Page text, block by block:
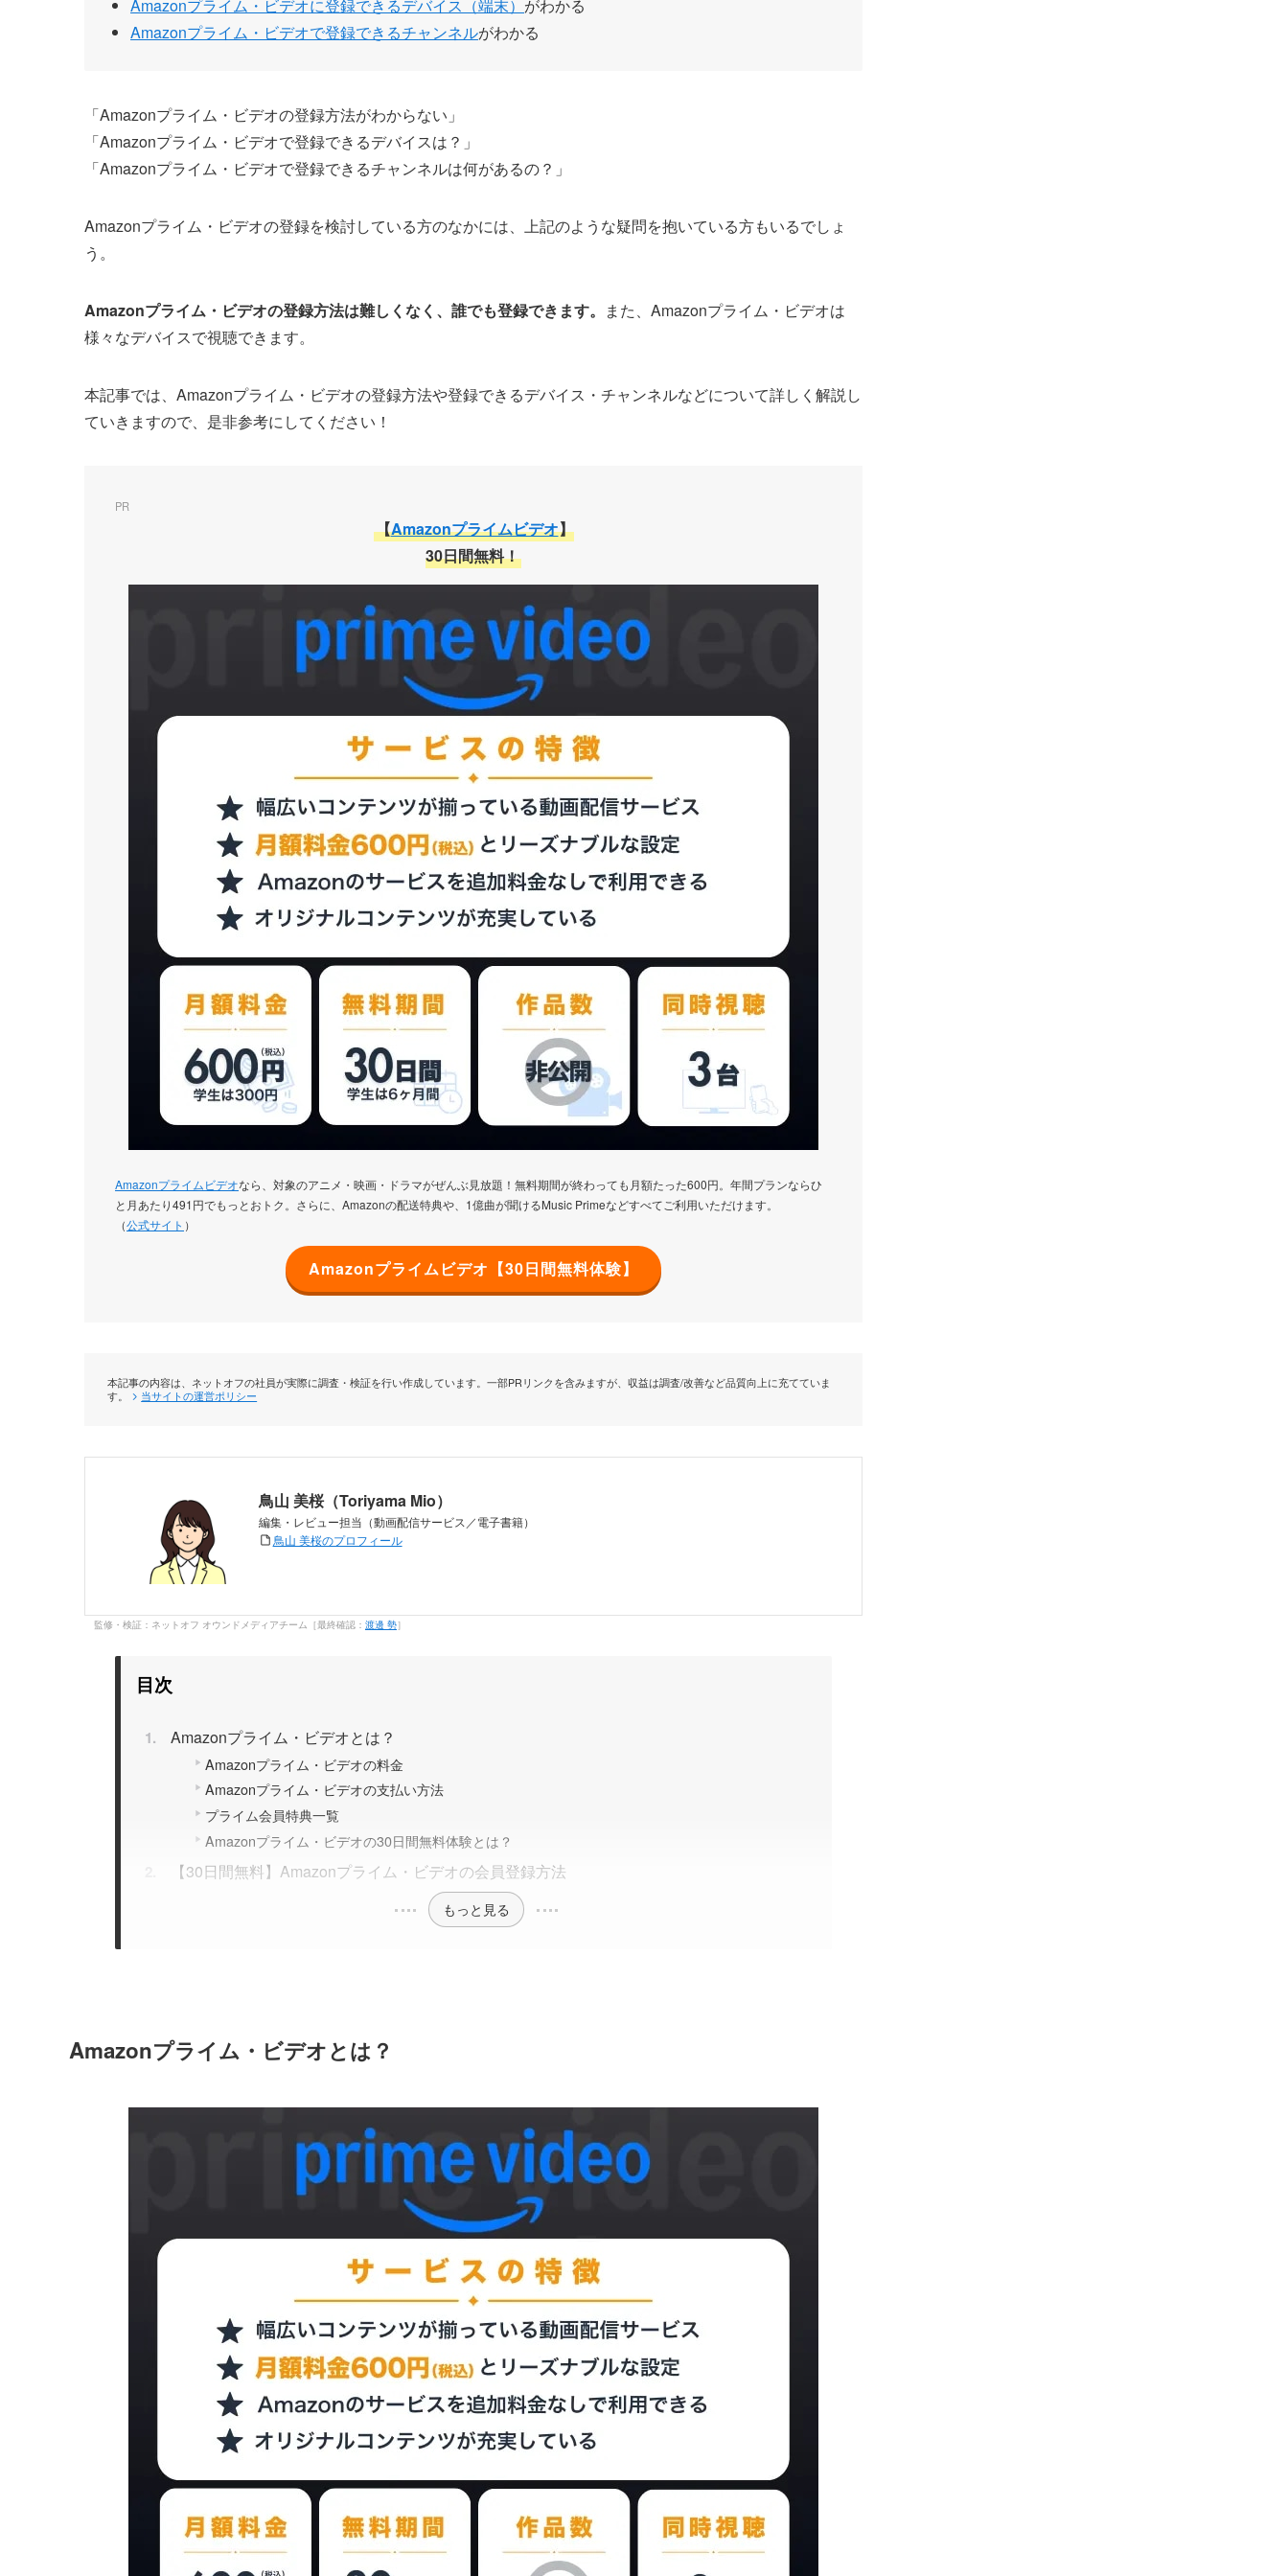
Amazonプライム・ビデオに登録できるデバイス（端末） がわかる
Amazonプライム・ビデオで登録できるチャンネルがわかる
「Amazonプライム・ビデオの登録方法がわからない」
「Amazonプライム・ビデオで登録できるデバイスは？」
「Amazonプライム・ビデオで登録できるチャンネルは何があるの？」
Amazonプライム・ビデオの登録を検討している方のなかには、上記のような疑問を抱いている方もいるでしょ
う。
Amazonプライム・ビデオの登録方法は難しくなく、誰でも登録できます。 また、Amazonプライム・ビデオは
様々なデバイスで視聴できます。
本記事では、Amazonプライム・ビデオの登録方法や登録できるデバイス・チャンネルなどについて詳しく解説し
ていきますので、是非参考にしてください！
PR
【Amazonプライムビデオ】
30日間無料！
Amazonプライムビデオなら、対象のアニメ・映画・ドラマがぜんぶ見放題！無料期間が終わっても月額たった600円。年間プランならひ
と月あたり491円でもっとおトク。さらに、Amazonの配送特典や、1億曲が聞けるMusic Primeなどすべてご利用いただけます。
（公式サイト ）
Amazonプライムビデオ【30日間無料体験】
本記事の内容は、ネットオフの社員が実際に調査・検証を行い作成しています。一部PRリンクを含みますが、収益は調査/改善など品質向上に充てていま
す。
当サイトの運営ポリシー
鳥山 美桜（Toriyama Mio）
編集・レビュー担当（動画配信サービス／電子書籍）
鳥山 美桜のプロフィール
監修・検証：ネットオフ オウンドメディアチーム［最終確認： 渡邊 勢］
目次
Amazonプライム・ビデオとは？
Amazonプライム・ビデオの料金
Amazonプライム・ビデオの支払い方法
プライム会員特典一覧
Amazonプライム・ビデオの30日間無料体験とは？
【30日間無料】Amazonプライム・ビデオの会員登録方法
もっと見る
Amazonプライム・ビデオとは？